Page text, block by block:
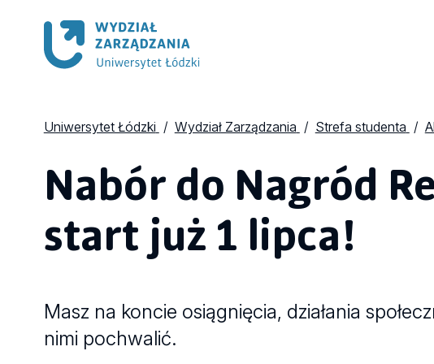
Uniwersytet Łódzki Wydział Zarządzania Strefa studenta
Nabór do Nagród
start już 1 lipca!
Masz na koncie osiągnięcia, działania
nimi pochwalić.